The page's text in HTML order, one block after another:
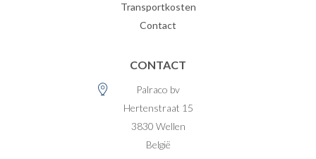
Transportkosten
Contact
CONTACT
Palraco bv
Hertenstraat 15
3830 Wellen
België